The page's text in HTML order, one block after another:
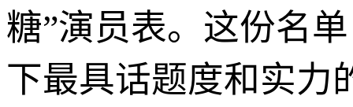
糖”演员表。这份名
下最具话题度和实力